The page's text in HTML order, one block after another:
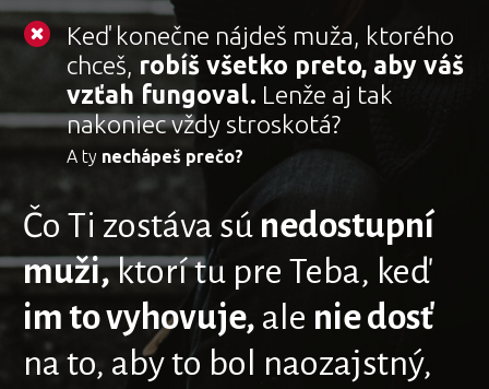
Keď konečne nájdeš muža, ktorého
chceš, robíš všetko preto, aby váš
vzťah fungoval. Lenže aj tak
nakoniec vždy stroskotá?
A ty nechápeš prečo?
Čo Ti zostáva sú nedostupní
muži,ktorí tu pre Teba, keď
im to vyhovuje, ale nie dosť
na to, aby to bol naozajstný,